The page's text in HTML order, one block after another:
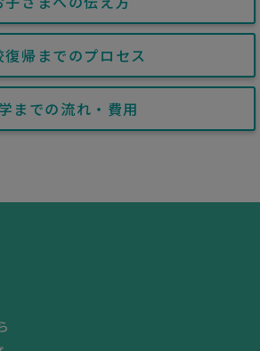
復帰までのプロセス
までの流れ・費用